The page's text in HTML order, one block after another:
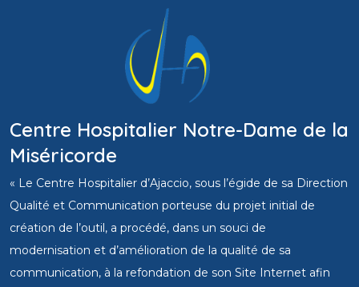
Centre Hospitalier Notre-Dame de la
Miséricorde
« Le Centre Hospitalier d’Ajaccio, sous l’égide de sa Direction
Qualité et Communication porteuse du projet initial de
création de l’outil, a procédé, dans un souci de
modernisation et d’amélioration de la qualité de sa
communication, à la refondation de son Site Internet afin